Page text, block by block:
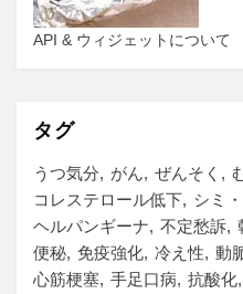
API & ウィジェットについて
タグ
うつ気分 がん ぜんそく
コレステロール低下
シミ
ヘルパンギーナ
不定愁訴
便秘 免疫強化 冷え性 動
心筋梗塞 手足口病 抗酸化